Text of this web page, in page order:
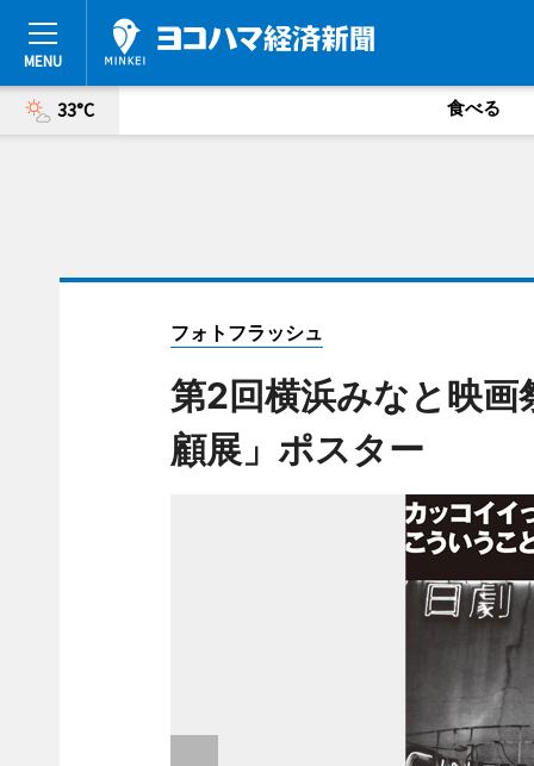
33°C 食べる
フォトフラッシュ
第2回横浜みなと映
顧展」ポスター